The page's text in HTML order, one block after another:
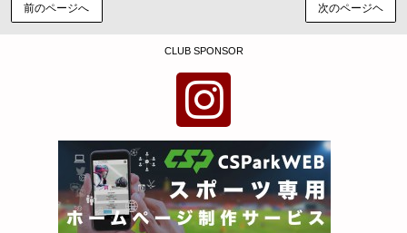
前のページへ 次のページヘ
CLUB SPONSOR